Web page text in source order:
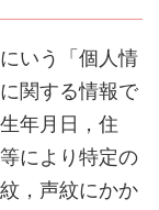
いう「個人情
関する情報で
年月日，住
により特定の
，声紋にかか